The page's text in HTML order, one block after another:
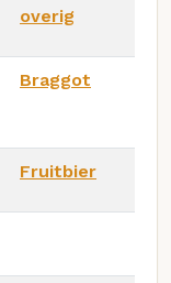
overig
Braggot
Fruitbier